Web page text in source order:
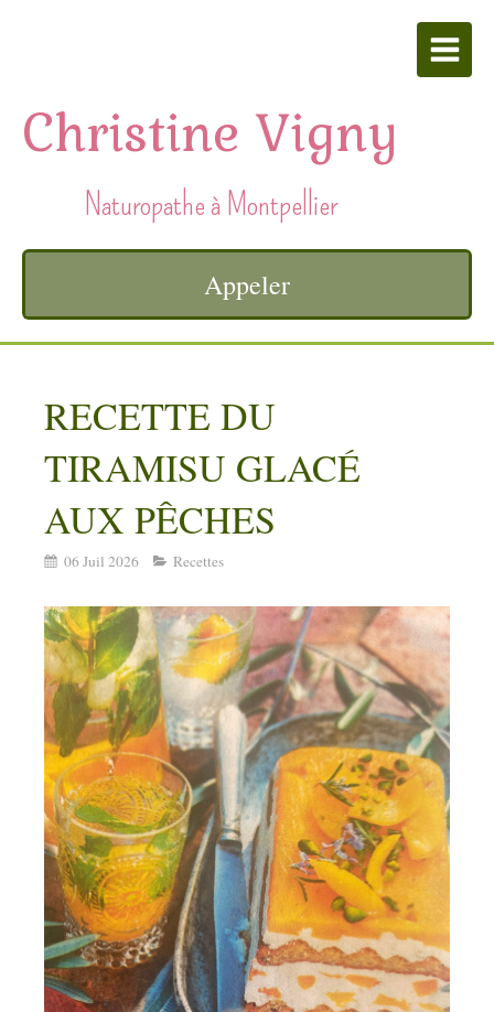
Christine Vigny
Naturopathe à Montpellier
Appeler
RECETTE DU
TIRAMISU GLACÉ
AUX PÊCHES
06 Juil 2026 Recettes